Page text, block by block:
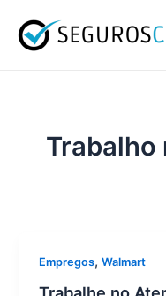
para
Trabalho
Empregos,Walmart